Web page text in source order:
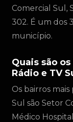
Comercial Sul,
302. É um dos
município.
Quais são
Rádio e TV
Os bairros
Sul são Setor
Médico